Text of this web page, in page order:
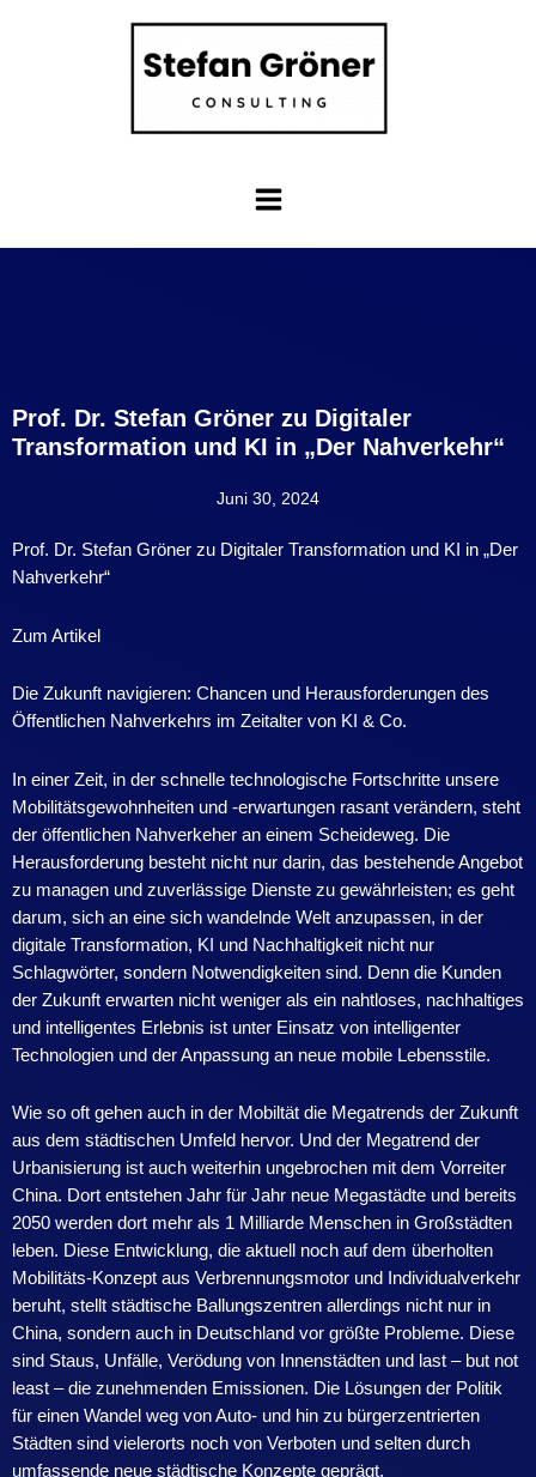
Prof. Dr. Stefan Gröner zu Digitaler
Transformation und KI in „Der Nahverkehr“
Juni 30, 2024
Prof. Dr. Stefan Gröner zu Digitaler Transformation und KI in „Der
Nahverkehr“
Zum Artikel
Die Zukunft navigieren: Chancen und Herausforderungen des
Öffentlichen Nahverkehrs im Zeitalter von KI & Co.
In einer Zeit, in der schnelle technologische Fortschritte unsere
Mobilitätsgewohnheiten und -erwartungen rasant verändern, steht
der öffentlichen Nahverkeher an einem Scheideweg. Die
Herausforderung besteht nicht nur darin, das bestehende Angebot
zu managen und zuverlässige Dienste zu gewährleisten; es geht
darum, sich an eine sich wandelnde Welt anzupassen, in der
digitale Transformation, KI und Nachhaltigkeit nicht nur
Schlagwörter, sondern Notwendigkeiten sind. Denn die Kunden
der Zukunft erwarten nicht weniger als ein nahtloses, nachhaltiges
und intelligentes Erlebnis ist unter Einsatz von intelligenter
Technologien und der Anpassung an neue mobile Lebensstile.
Wie so oft gehen auch in der Mobiltät die Megatrends der Zukunft
aus dem städtischen Umfeld hervor. Und der Megatrend der
Urbanisierung ist auch weiterhin ungebrochen mit dem Vorreiter
China. Dort entstehen Jahr für Jahr neue Megastädte und bereits
2050 werden dort mehr als 1 Milliarde Menschen in Großstädten
leben. Diese Entwicklung, die aktuell noch auf dem überholten
Mobilitäts-Konzept aus Verbrennungsmotor und Individualverkehr
beruht, stellt städtische Ballungszentren allerdings nicht nur in
China, sondern auch in Deutschland vor größte Probleme. Diese
sind Staus, Unfälle, Verödung von Innenstädten und last – but not
least – die zunehmenden Emissionen. Die Lösungen der Politik
für einen Wandel weg von Auto- und hin zu bürgerzentrierten
Städten sind vielerorts noch von Verboten und selten durch
umfassende neue städtische Konzepte geprägt.